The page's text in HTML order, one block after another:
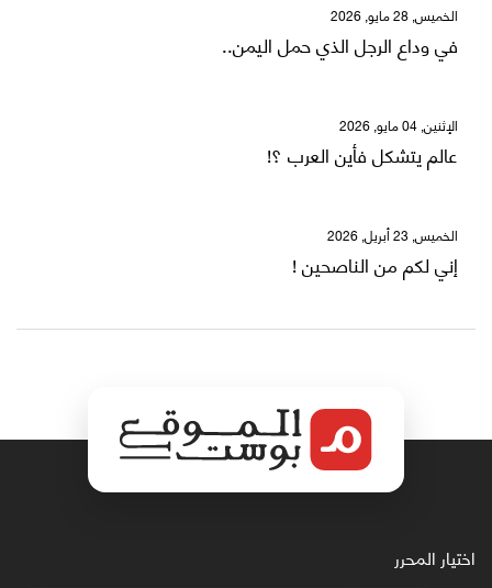
الخميس, 28 مايو, 2026
في وداع الرجل الذي حمل اليمن..
الإثنين, 04 مايو, 2026
عالم يتشكل فأين العرب ؟!
الخميس, 23 أبريل, 2026
إني لكم من الناصحين !
اختيار المحرر